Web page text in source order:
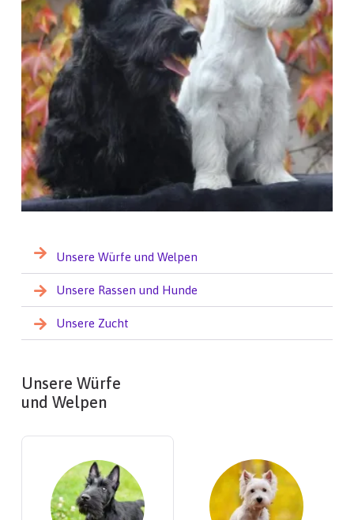
Unsere Würfe und Welpen
Unsere Rassen und Hunde
Unsere Zucht
Unsere Würfe
und Welpen